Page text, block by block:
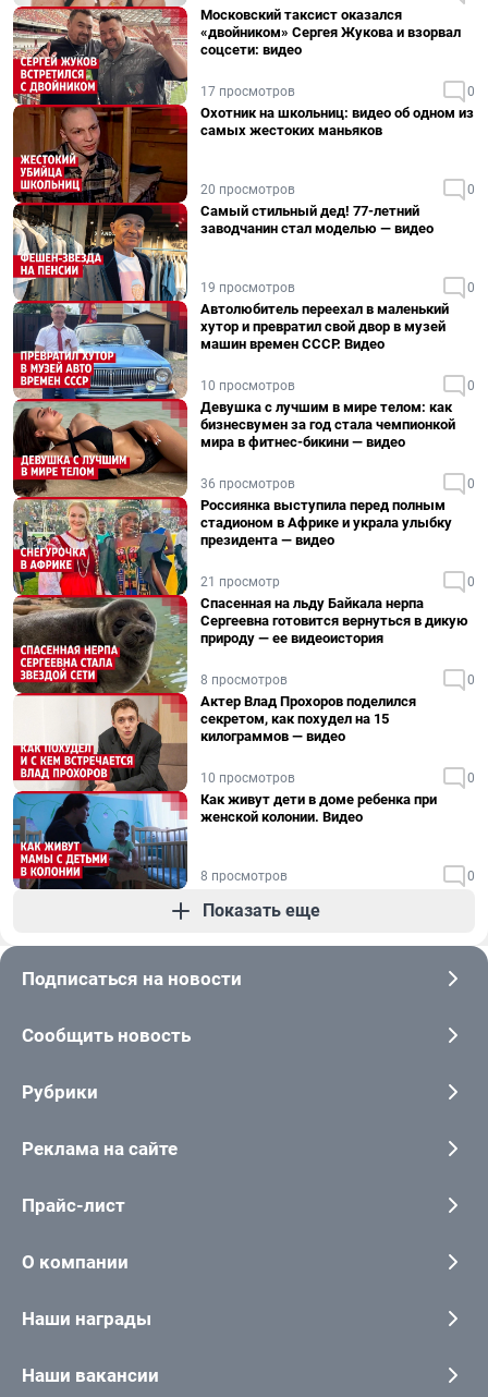
Московский таксист оказался
«двойником» Сергея Жукова и взорвал
соцсети: видео
17 просмотров 0
Охотник на школьниц: видео об одном из
самых жестоких маньяков
20 просмотров 0
Самый стильный дед! 77-летний
заводчанин стал моделью — видео
19 просмотров 0
Автолюбитель переехал в маленький
хутор и превратил свой двор в музей
машин времен СССР. Видео
10 просмотров 0
Девушка с лучшим в мире телом: как
бизнесвумен за год стала чемпионкой
мира в фитнес-бикини — видео
36 просмотров 0
Россиянка выступила перед полным
стадионом в Африке и украла улыбку
президента — видео
21 просмотр 0
Спасенная на льду Байкала нерпа
Сергеевна готовится вернуться в дикую
природу — ее видеоистория
8 просмотров 0
Актер Влад Прохоров поделился
секретом, как похудел на 15
килограммов — видео
10 просмотров 0
Как живут дети в доме ребенка при
женской колонии. Видео
8 просмотров 0
Показать еще
Подписаться на новости
Сообщить новость
Рубрики
Реклама на сайте
Прайс-лист
О компании
Наши награды
Наши вакансии